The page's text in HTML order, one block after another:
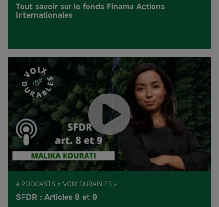
Tout savoir sur le fonds Finama Actions
Internationales
# PODCASTS « VOIX DURABLES »
SFDR : Articles 8 et 9